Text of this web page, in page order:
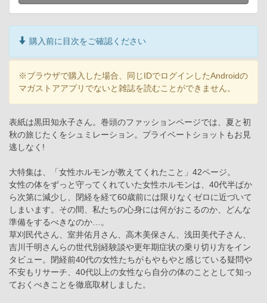
購入前に目次をご確認ください
※ブラウザで購入した場合、同じIDでログインしたAndroidの
マガストアアプリでないと雑誌を読むことができません。
表紙は黒田知永子さん。巻頭のファッションページでは、夏と初
秋の旅じたくをシュミレーション。プライベートショットもお見
逃しなく!
大特集は、「女性ホルモンが教えてくれたこと」42ページ。
女性の体をずっと守ってくれていた女性ホルモンは、40代半ばか
ら次第に減少し、閉経を経て60歳前には限りなくゼロに近づいて
しまいます。その間、私たちの心身には何がおこるのか、どんな
準備をするべきなのか…。
草刈民代さん、室井佑月さん、高木美保さん、浅田美代子さん、
吉川千明さんらの世代別経験談や更年期症状の乗り切り方をイン
タビュー。閉経前40代の女性たちがもやもやと感じている疑問や
不安もリサーチ、40代以上の女性なら自分の体のこととして知っ
ておくべきことを徹底取材しました。